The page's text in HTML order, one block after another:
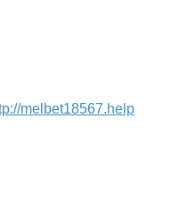
melbet18567.help